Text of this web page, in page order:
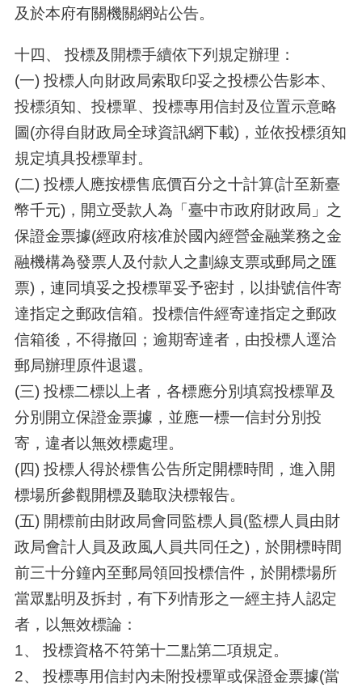
及於本府有關機關網站公告。
十四、 投標及開標手續依下列規定辦理：
(一) 投標人向財政局索取印妥之投標公告影本、
投標須知、投標單、投標專用信封及位置示意略
圖(亦得自財政局全球資訊網下載)，並依投標須知
規定填具投標單封。
(二) 投標人應按標售底價百分之十計算(計至新臺
幣千元)，開立受款人為「臺中市政府財政局」之
保證金票據(經政府核准於國內經營金融業務之金
融機構為發票人及付款人之劃線支票或郵局之匯
票)，連同填妥之投標單妥予密封，以掛號信件寄
達指定之郵政信箱。投標信件經寄達指定之郵政
信箱後，不得撤回；逾期寄達者，由投標人逕洽
郵局辦理原件退還。
(三) 投標二標以上者，各標應分別填寫投標單及
分別開立保證金票據，並應一標一信封分別投
寄，違者以無效標處理。
(四) 投標人得於標售公告所定開標時間，進入開
標場所參觀開標及聽取決標報告。
(五) 開標前由財政局會同監標人員(監標人員由財
政局會計人員及政風人員共同任之)，於開標時間
前三十分鐘內至郵局領回投標信件，於開標場所
當眾點明及拆封，有下列情形之一經主持人認定
者，以無效標論：
1、 投標資格不符第十二點第二項規定。
2、 投標專用信封內未附投標單或保證金票據(當